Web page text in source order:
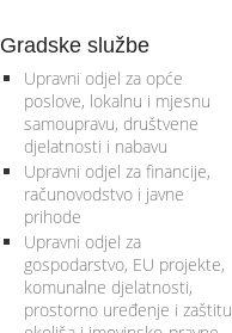
Gradske službe
Upravni odjel za opće
poslove, lokalnu i mjesnu
samoupravu, društvene
djelatnosti i nabavu
Upravni odjel za financije,
računovodstvo i javne
prihode
Upravni odjel za
gospodarstvo, EU projekte,
komunalne djelatnosti,
prostorno uređenje i zaštitu